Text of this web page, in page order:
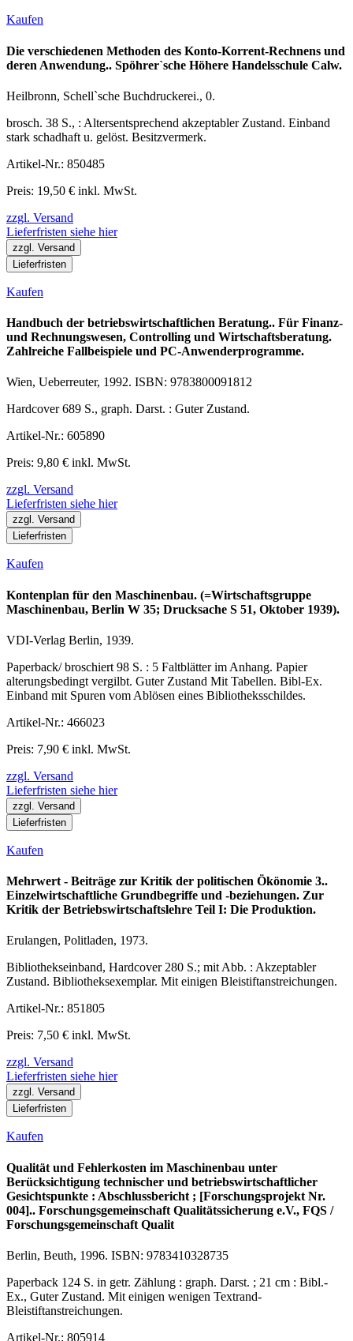
Kaufen
Die verschiedenen Methoden des Konto-Korrent-Rechnens und
deren Anwendung.. Spöhrer`sche Höhere Handelsschule Calw.
Heilbronn, Schell`sche Buchdruckerei., 0.
brosch. 38 S., : Altersentsprechend akzeptabler Zustand. Einband
stark schadhaft u. gelöst. Besitzvermerk.
Artikel-Nr.: 850485
Preis: 19,50 € inkl. MwSt.
zzgl. Versand
Lieferfristen siehe hier
zzgl. Versand
Lieferfristen
Kaufen
Handbuch der betriebswirtschaftlichen Beratung.. Für Finanz-
und Rechnungswesen, Controlling und Wirtschaftsberatung.
Zahlreiche Fallbeispiele und PC-Anwenderprogramme.
Wien, Ueberreuter, 1992. ISBN: 9783800091812
Hardcover 689 S., graph. Darst. : Guter Zustand.
Artikel-Nr.: 605890
Preis: 9,80 € inkl. MwSt.
zzgl. Versand
Lieferfristen siehe hier
zzgl. Versand
Lieferfristen
Kaufen
Kontenplan für den Maschinenbau. (=Wirtschaftsgruppe
Maschinenbau, Berlin W 35; Drucksache S 51, Oktober 1939).
VDI-Verlag Berlin, 1939.
Paperback/ broschiert 98 S. : 5 Faltblätter im Anhang. Papier
alterungsbedingt vergilbt. Guter Zustand Mit Tabellen. Bibl-Ex.
Einband mit Spuren vom Ablösen eines Bibliotheksschildes.
Artikel-Nr.: 466023
Preis: 7,90 € inkl. MwSt.
zzgl. Versand
Lieferfristen siehe hier
zzgl. Versand
Lieferfristen
Kaufen
Mehrwert - Beiträge zur Kritik der politischen Ökönomie 3..
Einzelwirtschaftliche Grundbegriffe und -beziehungen. Zur
Kritik der Betriebswirtschaftslehre Teil I: Die Produktion.
Erulangen, Politladen, 1973.
Bibliothekseinband, Hardcover 280 S.; mit Abb. : Akzeptabler
Zustand. Bibliotheksexemplar. Mit einigen Bleistiftanstreichungen.
Artikel-Nr.: 851805
Preis: 7,50 € inkl. MwSt.
zzgl. Versand
Lieferfristen siehe hier
zzgl. Versand
Lieferfristen
Kaufen
Qualität und Fehlerkosten im Maschinenbau unter
Berücksichtigung technischer und betriebswirtschaftlicher
Gesichtspunkte : Abschlussbericht ; [Forschungsprojekt Nr.
004].. Forschungsgemeinschaft Qualitätssicherung e.V., FQS /
Forschungsgemeinschaft Qualit
Berlin, Beuth, 1996. ISBN: 9783410328735
Paperback 124 S. in getr. Zählung : graph. Darst. ; 21 cm : Bibl.-
Ex., Guter Zustand. Mit einigen wenigen Textrand-
Bleistiftanstreichungen.
Artikel-Nr.: 805914